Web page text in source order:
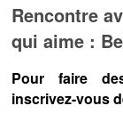
Rencontre
qui aime :
Pour faire
inscrivez-vous